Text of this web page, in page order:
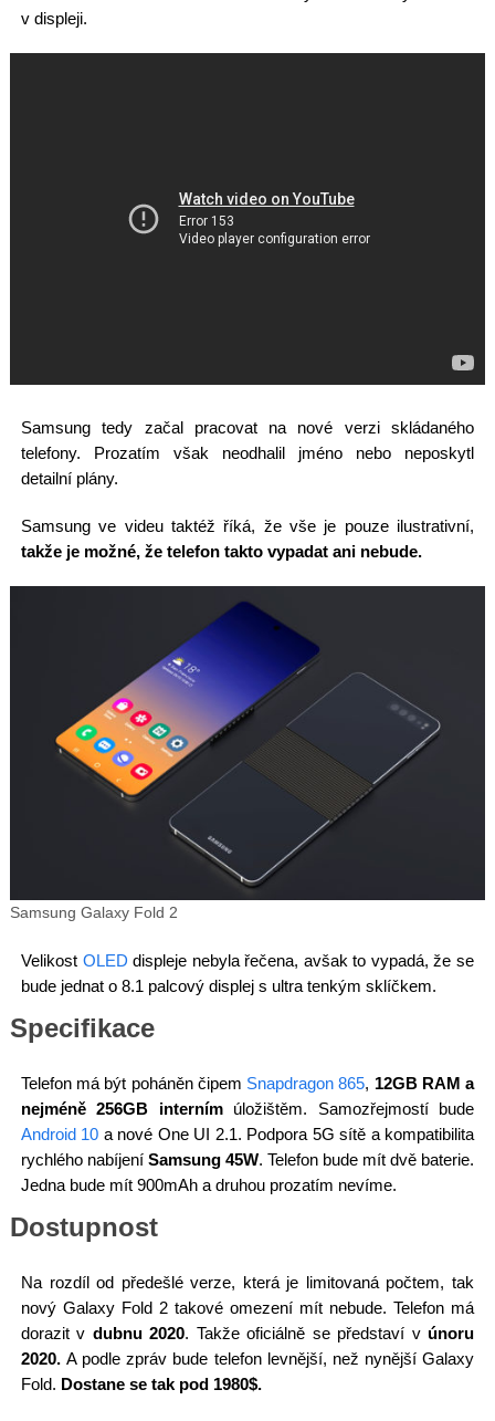
v displeji.
Samsung tedy začal pracovat na nové verzi skládaného
telefony. Prozatím však neodhalil jméno nebo neposkytl
detailní plány.
Samsung ve videu taktéž říká, že vše je pouze ilustrativní,
takže je možné, že telefon takto vypadat ani nebude.
Samsung Galaxy Fold 2
Velikost OLED displeje nebyla řečena, avšak to vypadá, že se
bude jednat o 8.1 palcový displej s ultra tenkým sklíčkem.
Specifikace
Telefon má být poháněn čipem Snapdragon 865, 12GB RAM a
nejméně 256GB interním úložištěm. Samozřejmostí bude
Android 10 a nové One UI 2.1. Podpora 5G sítě a kompatibilita
rychlého nabíjení Samsung 45W. Telefon bude mít dvě baterie.
Jedna bude mít 900mAh a druhou prozatím nevíme.
Dostupnost
Na rozdíl od předešlé verze, která je limitovaná počtem, tak
nový Galaxy Fold 2 takové omezení mít nebude. Telefon má
dorazit v dubnu 2020. Takže oficiálně se představí v únoru
2020.A podle zpráv bude telefon levnější, než nynější Galaxy
Fold. Dostane se tak pod 1980$.